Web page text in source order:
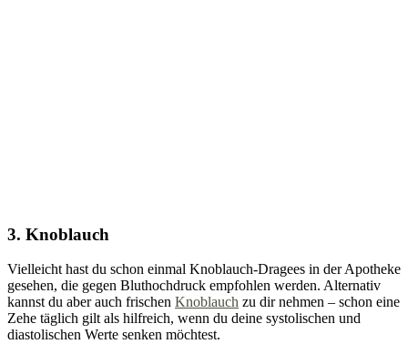
3. Knoblauch
Vielleicht hast du schon einmal Knoblauch-Dragees in der Apotheke
gesehen, die gegen Bluthochdruck empfohlen werden. Alternativ
kannst du aber auch frischen Knoblauch zu dir nehmen – schon eine
Zehe täglich gilt als hilfreich, wenn du deine systolischen und
diastolischen Werte senken möchtest.